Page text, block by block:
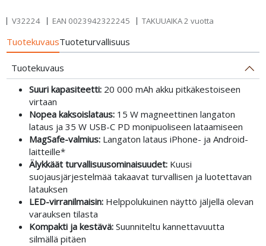
V32224 EAN 0023942322245 TAKUUAIKA 2 vuotta
TuotekuvausTuoteturvallisuus
Tuotekuvaus
Suuri kapasiteetti: 20 000 mAh akku pitkäkestoiseen
virtaan
Nopea kaksoislataus: 15 W magneettinen langaton
lataus ja 35 W USB-C PD monipuoliseen lataamiseen
MagSafe-valmius:Langaton lataus iPhone- ja Android-
laitteille*
Älykkäät turvallisuusominaisuudet: Kuusi
suojausjärjestelmää takaavat turvallisen ja luotettavan
latauksen
LED-virranilmaisin:Helppolukuinen näyttö jäljellä olevan
varauksen tilasta
Kompakti ja kestävä:Suunniteltu kannettavuutta
silmällä pitäen